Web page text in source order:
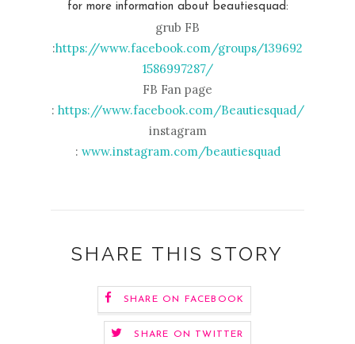
for more information about beautiesquad:
grub FB
:https://www.facebook.com/groups/139692
1586997287/
FB Fan page
: https://www.facebook.com/Beautiesquad/
instagram
: www.instagram.com/beautiesquad
SHARE THIS STORY
SHARE ON FACEBOOK
SHARE ON TWITTER